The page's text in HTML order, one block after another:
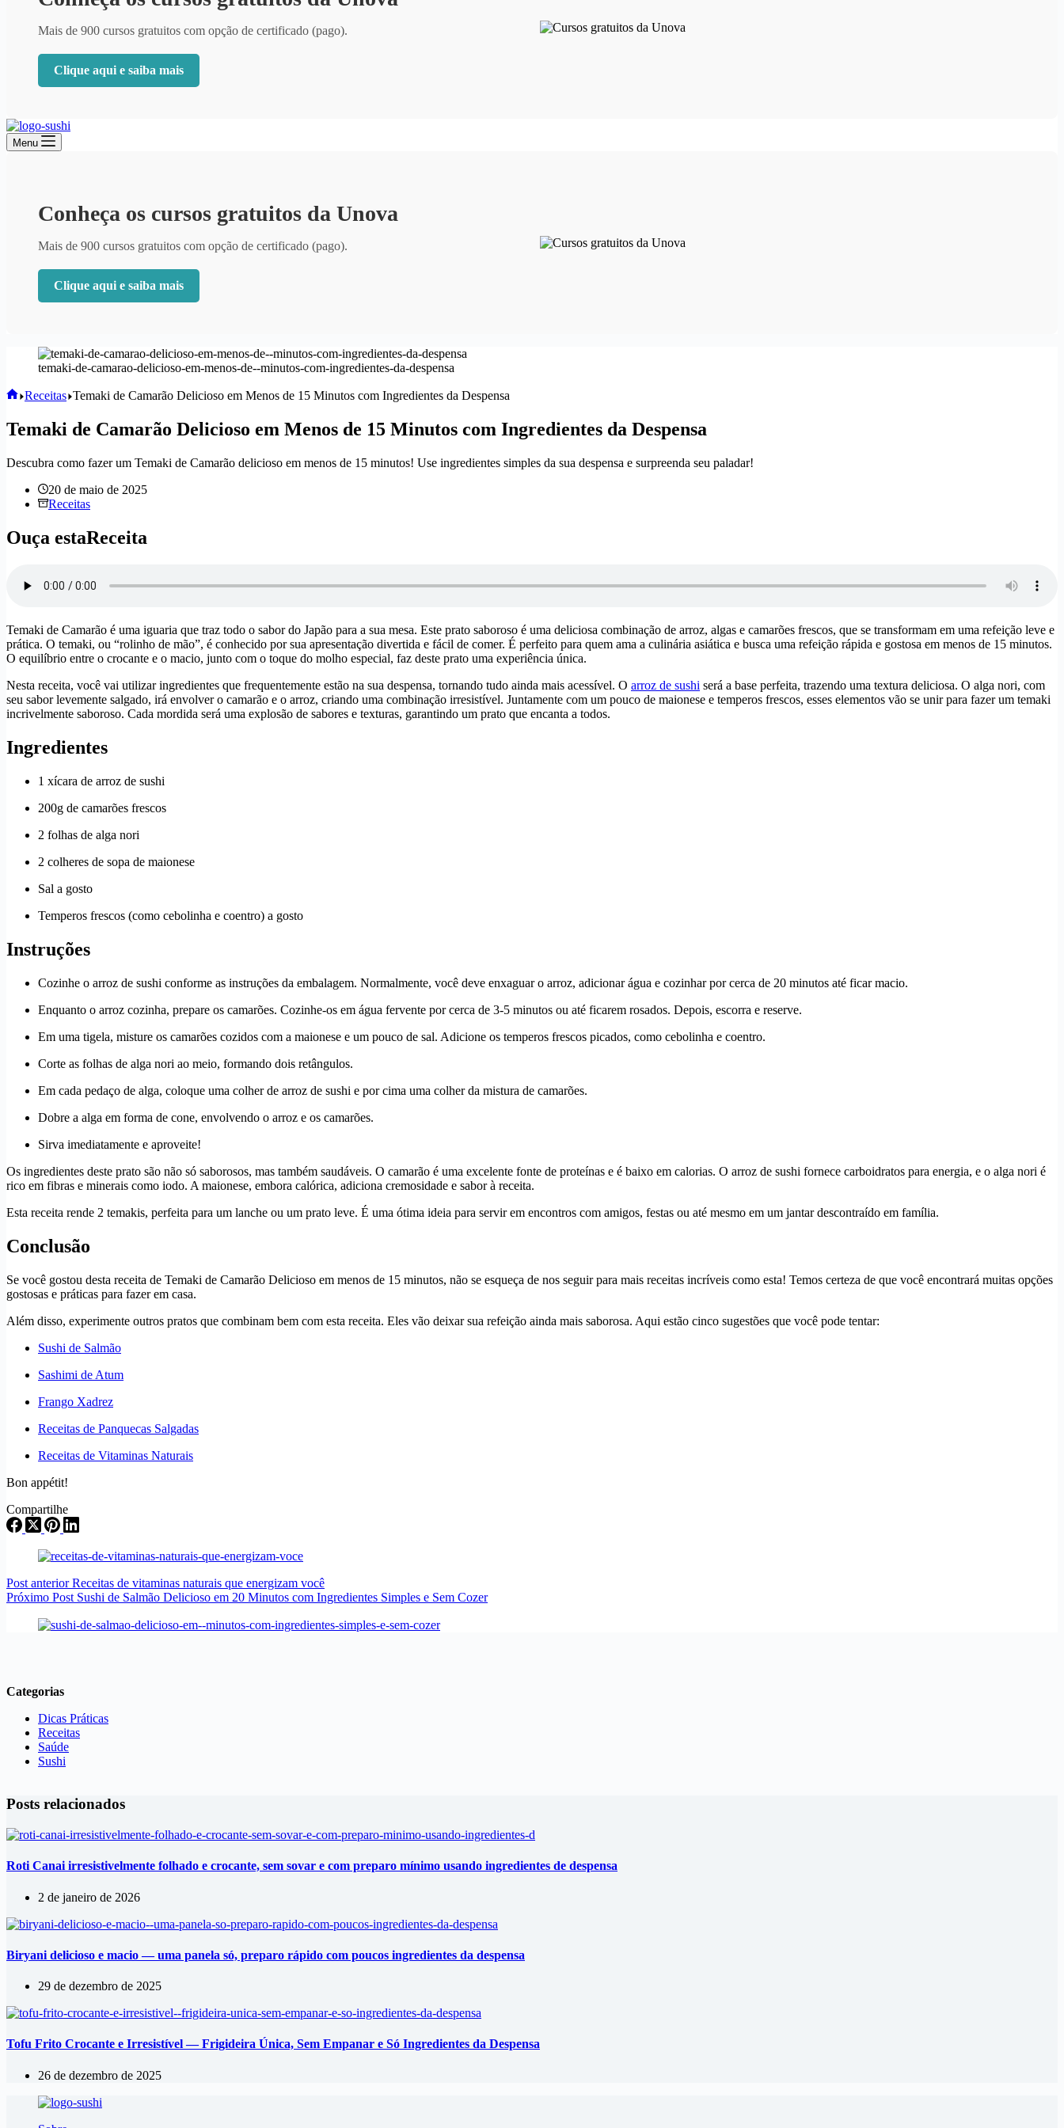
Mais de 900 cursos gratuitos com opção de certificado (pago).
Clique aqui e saiba mais
Menu
Conheça os cursos gratuitos da Unova
Mais de 900 cursos gratuitos com opção de certificado (pago).
Clique aqui e saiba mais
temaki-de-camarao-delicioso-em-menos-de--minutos-com-ingredientes-da-despensa
Home
Receitas Temaki de Camarão Delicioso em Menos de 15 Minutos com Ingredientes da Despensa
Temaki de Camarão Delicioso em Menos de 15 Minutos com Ingredientes da Despensa
Descubra como fazer um Temaki de Camarão delicioso em menos de 15 minutos! Use ingredientes simples da sua despensa e surpreenda seu paladar!
20 de maio de 2025
Receitas
Ouça estaReceita
Temaki de Camarão é uma iguaria que traz todo o sabor do Japão para a sua mesa. Este prato saboroso é uma deliciosa combinação de arroz, algas e camarões frescos, que se transformam em uma refeição leve e
prática. O temaki, ou “rolinho de mão”, é conhecido por sua apresentação divertida e fácil de comer. É perfeito para quem ama a culinária asiática e busca uma refeição rápida e gostosa em menos de 15 minutos.
O equilíbrio entre o crocante e o macio, junto com o toque do molho especial, faz deste prato uma experiência única.
Nesta receita, você vai utilizar ingredientes que frequentemente estão na sua despensa, tornando tudo ainda mais acessível. O arroz de sushi será a base perfeita, trazendo uma textura deliciosa. O alga nori, com
seu sabor levemente salgado, irá envolver o camarão e o arroz, criando uma combinação irresistível. Juntamente com um pouco de maionese e temperos frescos, esses elementos vão se unir para fazer um temaki
incrivelmente saboroso. Cada mordida será uma explosão de sabores e texturas, garantindo um prato que encanta a todos.
Ingredientes
1 xícara de arroz de sushi
200g de camarões frescos
2 folhas de alga nori
2 colheres de sopa de maionese
Sal a gosto
Temperos frescos (como cebolinha e coentro) a gosto
Instruções
Cozinhe o arroz de sushi conforme as instruções da embalagem. Normalmente, você deve enxaguar o arroz, adicionar água e cozinhar por cerca de 20 minutos até ficar macio.
Enquanto o arroz cozinha, prepare os camarões. Cozinhe-os em água fervente por cerca de 3-5 minutos ou até ficarem rosados. Depois, escorra e reserve.
Em uma tigela, misture os camarões cozidos com a maionese e um pouco de sal. Adicione os temperos frescos picados, como cebolinha e coentro.
Corte as folhas de alga nori ao meio, formando dois retângulos.
Em cada pedaço de alga, coloque uma colher de arroz de sushi e por cima uma colher da mistura de camarões.
Dobre a alga em forma de cone, envolvendo o arroz e os camarões.
Sirva imediatamente e aproveite!
Os ingredientes deste prato são não só saborosos, mas também saudáveis. O camarão é uma excelente fonte de proteínas e é baixo em calorias. O arroz de sushi fornece carboidratos para energia, e o alga nori é
rico em fibras e minerais como iodo. A maionese, embora calórica, adiciona cremosidade e sabor à receita.
Esta receita rende 2 temakis, perfeita para um lanche ou um prato leve. É uma ótima ideia para servir em encontros com amigos, festas ou até mesmo em um jantar descontraído em família.
Conclusão
Se você gostou desta receita de Temaki de Camarão Delicioso em menos de 15 minutos, não se esqueça de nos seguir para mais receitas incríveis como esta! Temos certeza de que você encontrará muitas opções
gostosas e práticas para fazer em casa.
Além disso, experimente outros pratos que combinam bem com esta receita. Eles vão deixar sua refeição ainda mais saborosa. Aqui estão cinco sugestões que você pode tentar:
Sushi de Salmão
Sashimi de Atum
Frango Xadrez
Receitas de Panquecas Salgadas
Receitas de Vitaminas Naturais
Bon appétit!
Compartilhe
Post anteriorReceitas de vitaminas naturais que energizam você
Próximo Post Sushi de Salmão Delicioso em 20 Minutos com Ingredientes Simples e Sem Cozer
Categorias
Dicas Práticas
Receitas
Saúde
Sushi
Posts relacionados
Roti Canai irresistivelmente folhado e crocante, sem sovar e com preparo mínimo usando ingredientes de despensa
2 de janeiro de 2026
Biryani delicioso e macio — uma panela só, preparo rápido com poucos ingredientes da despensa
29 de dezembro de 2025
Tofu Frito Crocante e Irresistível — Frigideira Única, Sem Empanar e Só Ingredientes da Despensa
26 de dezembro de 2025